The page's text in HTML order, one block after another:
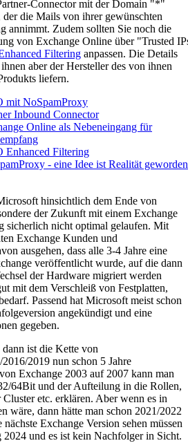
Connector mit der Domain "*"
der die Mails von ihrer gewünschten
annimmt. Zudem sollten Sie noch die
von Exchange Online über "Trusted
Filtering anpassen. Die Details
aber der Hersteller des von ihnen
liefern.
mit NoSpamProxy
Inbound Connector
Online als Nebeneingang für
Enhanced Filtering
- eine Idee ist Realität geworden
hinsichtlich dem Ende von
der Zukunft mit einem Exchange
sicherlich nicht optimal gelaufen. Mit
Exchange Kunden und
ausgehen, dass alle 3-4 Jahre eine
veröffentlicht wurde, auf die dann
der Hardware migriert werden
mit dem Verschleiß von Festplatten,
Passend hat Microsoft meist schon
angekündigt und eine
gegeben.
ist die Kette von
2019 nun schon 5 Jahre
Exchange 2003 auf 2007 kann man
64Bit und der Aufteilung in die Rollen,
etc. erklären. Aber wenn es in
wäre, dann hätte man schon 2021/2022
Exchange Version sehen müssen
und es ist kein Nachfolger in Sicht.